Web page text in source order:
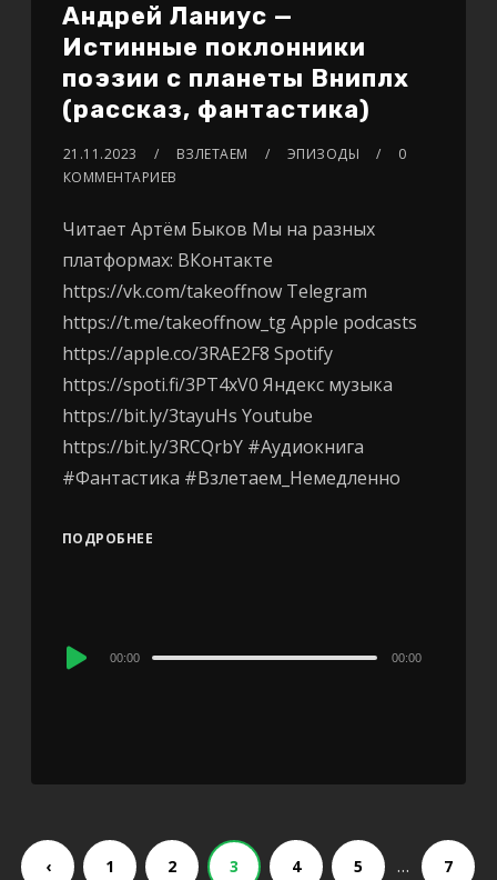
Андрей Ланиус —
Истинные поклонники
поэзии с планеты Вниплх
(рассказ, фантастика)
21.11.2023 ВЗЛЕТАЕМ ЭПИЗОДЫ
0
КОММЕНТАРИЕВ
Читает Артём Быков Мы на разных
платформах: ВКонтакте
https://vk.com/takeoffnow Telegram
https://t.me/takeoffnow_tg Apple podcasts
https://apple.co/3RAE2F8 Spotify
https://spoti.fi/3PT4xV0 Яндекс музыка
https://bit.ly/3tayuHs Youtube
https://bit.ly/3RCQrbY #Аудиокнига
#Фантастика #Взлетаем_Немедленно
ПОДРОБНЕЕ
Audio
00:00 00:00
‹ 1 2 3 4 5 … 7